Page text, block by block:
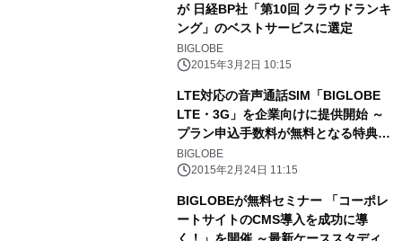
が 日経BP社「第10回 クラウドランキ
ング」のベストサービスに選定
BIGLOBE
2015年3月2日 10:15
LTE対応の音声通話SIM「BIGLOBE
LTE・3G」を企業向けに提供開始 ～
プラン申込手数料が無料となる特典も
実施～
BIGLOBE
2015年2月24日 11:15
BIGLOBEが無料セミナー 「コーポレ
ートサイトのCMS導入を成功に導